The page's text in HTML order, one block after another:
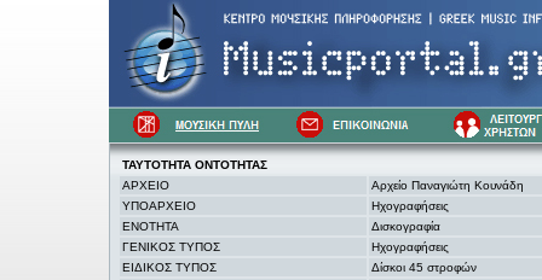
ΤΑΥΤΟΤΗΤΑ ΟΝΤΟΤΗΤΑΣ
ΑΡΧΕΙΟ
Αρχείο Παναγιώτη Κουνάδη
ΥΠΟΑΡΧΕΙΟ
Ηχογραφήσεις
ΕΝΟΤΗΤΑ
Δισκογραφία
ΓΕΝΙΚΟΣ ΤΥΠΟΣ
Ηχογραφήσεις
ΕΙΔΙΚΟΣ ΤΥΠΟΣ
Δίσκοι 45 στροφών